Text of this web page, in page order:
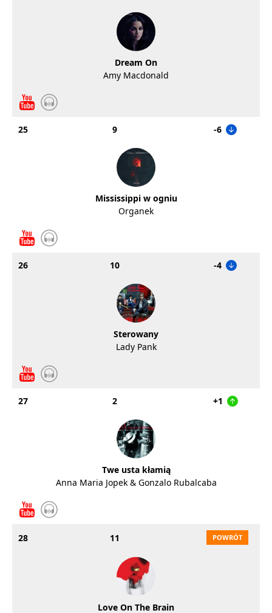
Dream On
Amy Macdonald
25 9 -6
Mississippi w ogniu
Organek
26 10 -4
Sterowany
Lady Pank
27 2 +1
Twe usta kłamią
Anna Maria Jopek & Gonzalo Rubalcaba
28 11
Love On The Brain